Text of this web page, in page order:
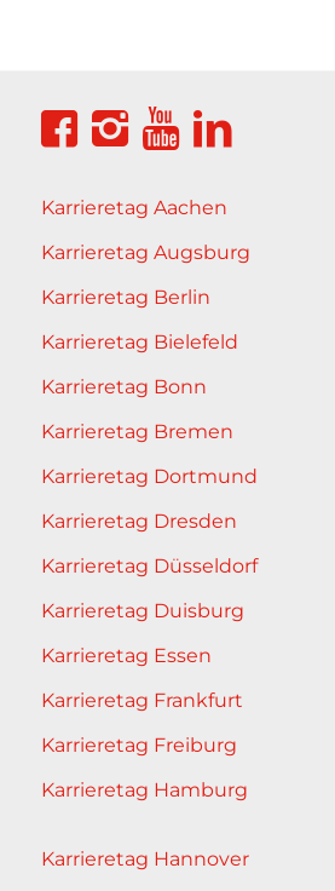
Karrieretag Aachen
Karrieretag Augsburg
Karrieretag Berlin
Karrieretag Bielefeld
Karrieretag Bonn
Karrieretag Bremen
Karrieretag Dortmund
Karrieretag Dresden
Karrieretag Düsseldorf
Karrieretag Duisburg
Karrieretag Essen
Karrieretag Frankfurt
Karrieretag Freiburg
Karrieretag Hamburg
Karrieretag Hannover